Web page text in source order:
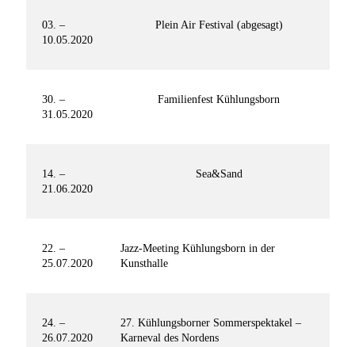
03. –
10.05.2020
Plein Air Festival (abgesagt)
30. –
31.05.2020
Familienfest Kühlungsborn
14. –
21.06.2020
Sea&Sand
22. –
25.07.2020
Jazz-Meeting Kühlungsborn in der
Kunsthalle
24. –
26.07.2020
27. Kühlungsborner Sommerspektakel –
Karneval des Nordens